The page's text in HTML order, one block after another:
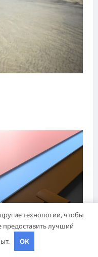
технологии, чтобы
предоставить лучший
OK